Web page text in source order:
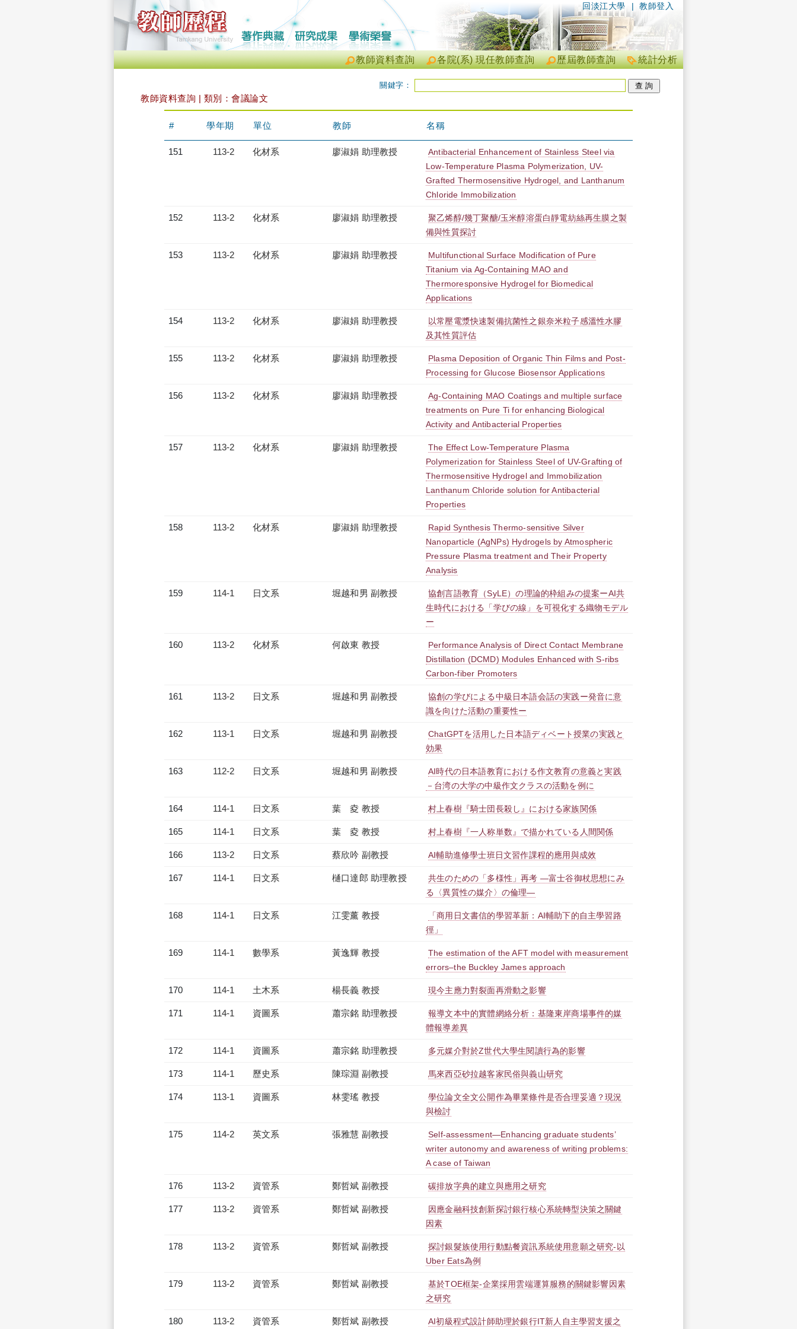
| 教師登入
回淡江大學
統計分析
歷屆教師查詢
各院(系) 現任教師查詢
教師資料查詢
關鍵字：
教師資料查詢 | 類別：會議論文
# 學年期 單位 教師 名稱
151 113-2 化材系 廖淑娟 助理教授
Antibacterial Enhancement of Stainless Steel via
Low-Temperature Plasma Polymerization, UV-
Grafted Thermosensitive Hydrogel, and Lanthanum
Chloride Immobilization
152 113-2 化材系 廖淑娟 助理教授
聚乙烯醇/幾丁聚醣/玉米醇溶蛋白靜電紡絲再生膜之製
備與性質探討
153 113-2 化材系 廖淑娟 助理教授
Multifunctional Surface Modification of Pure
Titanium via Ag-Containing MAO and
Thermoresponsive Hydrogel for Biomedical
Applications
154 113-2 化材系 廖淑娟 助理教授
以常壓電漿快速製備抗菌性之銀奈米粒子感溫性水膠
及其性質評估
155 113-2 化材系 廖淑娟 助理教授
Plasma Deposition of Organic Thin Films and Post-
Processing for Glucose Biosensor Applications
156 113-2 化材系 廖淑娟 助理教授
Ag-Containing MAO Coatings and multiple surface
treatments on Pure Ti for enhancing Biological
Activity and Antibacterial Properties
157 113-2 化材系 廖淑娟 助理教授
The Effect Low-Temperature Plasma
Polymerization for Stainless Steel of UV-Grafting of
Thermosensitive Hydrogel and Immobilization
Lanthanum Chloride solution for Antibacterial
Properties
158 113-2 化材系 廖淑娟 助理教授
Rapid Synthesis Thermo-sensitive Silver
Nanoparticle (AgNPs) Hydrogels by Atmospheric
Pressure Plasma treatment and Their Property
Analysis
159 114-1 日文系 堀越和男 副教授
協創言語教育（SyLE）の理論的枠組みの提案ーAI共
生時代における「学びの線」を可視化する織物モデル
ー
160 113-2 化材系 何啟東 教授
Performance Analysis of Direct Contact Membrane
Distillation (DCMD) Modules Enhanced with S-ribs
Carbon-fiber Promoters
161 113-2 日文系 堀越和男 副教授
協創の学びによる中級日本語会話の実践ー発音に意
識を向けた活動の重要性ー
162 113-1 日文系 堀越和男 副教授
ChatGPTを活用した日本語ディベート授業の実践と
効果
163 112-2 日文系 堀越和男 副教授
AI時代の日本語教育における作文教育の意義と実践
－台湾の大学の中級作文クラスの活動を例に
164 114-1 日文系 葉 夌 教授 村上春樹『騎士団長殺し』における家族関係
165 114-1 日文系 葉 夌 教授 村上春樹『一人称単数』で描かれている人間関係
166 113-2 日文系 蔡欣吟 副教授 AI輔助進修學士班日文習作課程的應用與成效
167 114-1 日文系 樋口達郎 助理教授
共生のための「多様性」再考 ―富士谷御杖思想にみ
る〈異質性の媒介〉の倫理―
168 114-1 日文系 江雯薰 教授
「商用日文書信的學習革新：AI輔助下的自主學習路
徑」
169 114-1 數學系 黃逸輝 教授
The estimation of the AFT model with measurement
errors–the Buckley James approach
170 114-1 土木系 楊長義 教授 現今主應力對裂面再滑動之影響
171 114-1 資圖系 蕭宗銘 助理教授
報導文本中的實體網絡分析：基隆東岸商場事件的媒
體報導差異
172 114-1 資圖系 蕭宗銘 助理教授 多元媒介對於Z世代大學生閱讀行為的影響
173 114-1 歷史系 陳琮淵 副教授 馬來西亞砂拉越客家民俗與義山研究
174 113-1 資圖系 林雯瑤 教授
學位論文全文公開作為畢業條件是否合理妥適？現況
與檢討
175 114-2 英文系 張雅慧 副教授
Self-assessment—Enhancing graduate students’
writer autonomy and awareness of writing problems:
A case of Taiwan
176 113-2 資管系 鄭哲斌 副教授 碳排放字典的建立與應用之研究
177 113-2 資管系 鄭哲斌 副教授
因應金融科技創新探討銀行核心系統轉型決策之關鍵
因素
178 113-2 資管系 鄭哲斌 副教授
探討銀髮族使用行動點餐資訊系統使用意願之研究-以
Uber Eats為例
179 113-2 資管系 鄭哲斌 副教授
基於TOE框架-企業採用雲端運算服務的關鍵影響因素
之研究
180 113-2 資管系 鄭哲斌 副教授 AI初級程式設計師助理於銀行IT新人自主學習支援之